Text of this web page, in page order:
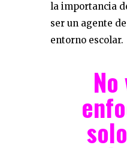
la importancia
ser un agente
entorno escolar.